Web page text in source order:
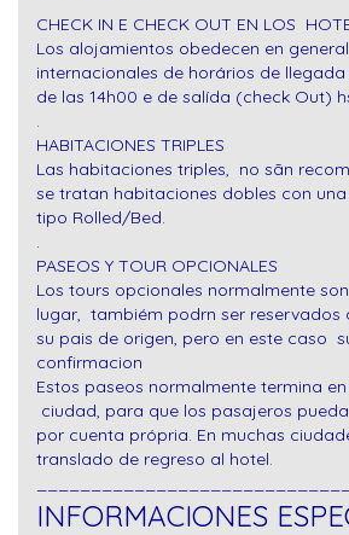
CHECK IN E CHECK OUT EN LOS
Los alojamientos obedecen en
internacionales de horários de
de las 14h00 e de salída (check Out)
.
HABITACIONES TRIPLES
Las habitaciones triples, no sãn
se tratan habitaciones dobles con
tipo Rolled/Bed.
.
PASEOS Y TOUR OPCIONALES
Los tours opcionales normalmente
lugar, tambiém podrn ser reservados
su pais de origen, pero en este caso
confirmacion
Estos paseos normalmente termina
ciudad, para que los pasajeros
por cuenta própria. En muchas
translado de regreso al hotel.
INFORMACIONES